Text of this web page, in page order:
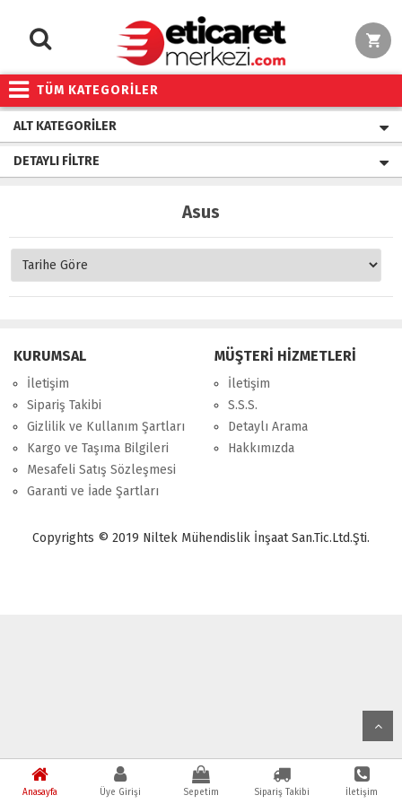
TÜM KATEGORİLER
Anasayfa Üye Girişi Sepetim Sipariş Takibi İletişim
ALT KATEGORILER
DETAYLI FILTRE
Asus
KURUMSAL
İletişim
Sipariş Takibi
Gizlilik ve Kullanım Şartları
Kargo ve Taşıma Bilgileri
Mesafeli Satış Sözleşmesi
Garanti ve İade Şartları
MÜŞTERİ HİZMETLERİ
İletişim
S.S.S.
Detaylı Arama
Hakkımızda
Copyrights © 2019 Niltek Mühendislik İnşaat San.Tic.Ltd.Şti.